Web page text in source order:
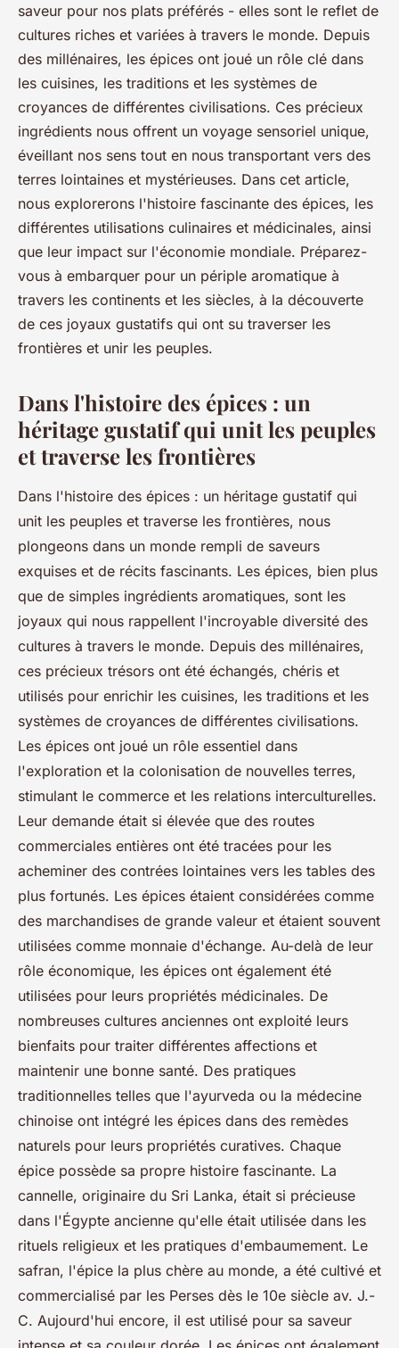
saveur pour nos plats préférés - elles sont le reflet de
cultures riches et variées à travers le monde. Depuis
des millénaires, les épices ont joué un rôle clé dans
les cuisines, les traditions et les systèmes de
croyances de différentes civilisations. Ces précieux
ingrédients nous offrent un voyage sensoriel unique,
éveillant nos sens tout en nous transportant vers des
terres lointaines et mystérieuses. Dans cet article,
nous explorerons l'histoire fascinante des épices, les
différentes utilisations culinaires et médicinales, ainsi
que leur impact sur l'économie mondiale. Préparez-
vous à embarquer pour un périple aromatique à
travers les continents et les siècles, à la découverte
de ces joyaux gustatifs qui ont su traverser les
frontières et unir les peuples.
Dans l'histoire des épices : un
héritage gustatif qui unit les peuples
et traverse les frontières
Dans l'histoire des épices : un héritage gustatif qui
unit les peuples et traverse les frontières, nous
plongeons dans un monde rempli de saveurs
exquises et de récits fascinants. Les épices, bien plus
que de simples ingrédients aromatiques, sont les
joyaux qui nous rappellent l'incroyable diversité des
cultures à travers le monde. Depuis des millénaires,
ces précieux trésors ont été échangés, chéris et
utilisés pour enrichir les cuisines, les traditions et les
systèmes de croyances de différentes civilisations.
Les épices ont joué un rôle essentiel dans
l'exploration et la colonisation de nouvelles terres,
stimulant le commerce et les relations interculturelles.
Leur demande était si élevée que des routes
commerciales entières ont été tracées pour les
acheminer des contrées lointaines vers les tables des
plus fortunés. Les épices étaient considérées comme
des marchandises de grande valeur et étaient souvent
utilisées comme monnaie d'échange. Au-delà de leur
rôle économique, les épices ont également été
utilisées pour leurs propriétés médicinales. De
nombreuses cultures anciennes ont exploité leurs
bienfaits pour traiter différentes affections et
maintenir une bonne santé. Des pratiques
traditionnelles telles que l'ayurveda ou la médecine
chinoise ont intégré les épices dans des remèdes
naturels pour leurs propriétés curatives. Chaque
épice possède sa propre histoire fascinante. La
cannelle, originaire du Sri Lanka, était si précieuse
dans l'Égypte ancienne qu'elle était utilisée dans les
rituels religieux et les pratiques d'embaumement. Le
safran, l'épice la plus chère au monde, a été cultivé et
commercialisé par les Perses dès le 10e siècle av. J.-
C. Aujourd'hui encore, il est utilisé pour sa saveur